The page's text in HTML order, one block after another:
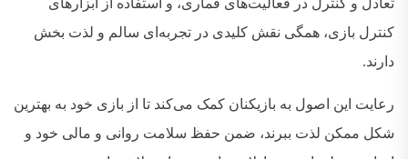
کنترل بازی، همگی نقش کلیدی در تجربه‌ای سالم و لذت‌ بخش
دارند.
رعایت این اصول به بازیکنان کمک می‌کند تا از بازی خود به بهترین
شکل ممکن لذت ببرند، ضمن حفظ سلامت روانی و مالی خود و